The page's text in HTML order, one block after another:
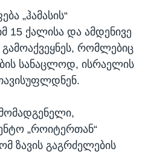
„ჰამასის“
15 ქალისა და ამდენივე
რომლებიც
სანაცლოდ, ისრაელის
„როიტერთან“
ზავის გაგრძელების